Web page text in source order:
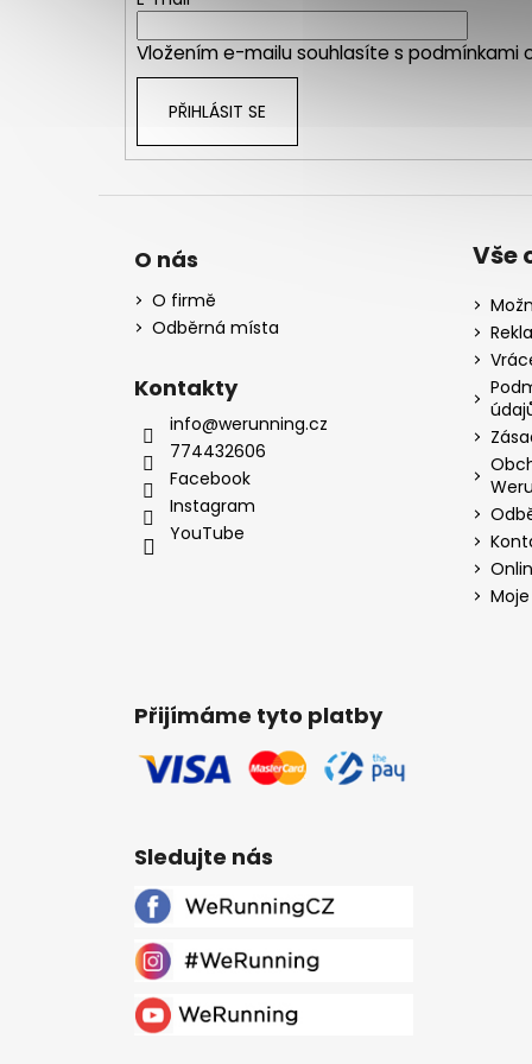
Vložením e-mailu souhlasíte s podmínkami
PŘIHLÁSIT SE
O nás
O firmě
Odběrná místa
Kontakty
info@werunning.cz
774432606
Facebook
Instagram
YouTube
Vše
Přijímáme tyto platby
Sledujte nás